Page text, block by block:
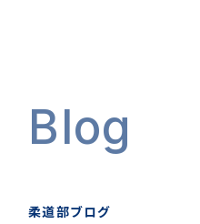
Blog
柔道部ブログ